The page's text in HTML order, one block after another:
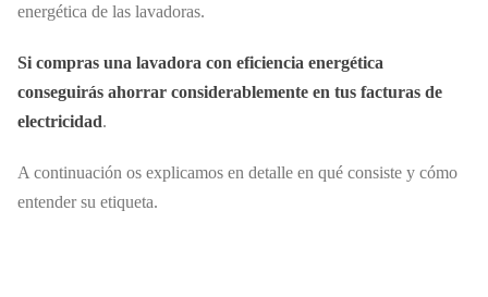
energética de las lavadoras.
Si compras una lavadora con eficiencia energética
conseguirás ahorrar considerablemente en tus facturas de
electricidad.
A continuación os explicamos en detalle en qué consiste y cómo
entender su etiqueta.